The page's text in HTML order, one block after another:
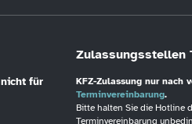
für
Zulassungsstellen
KFZ-Zulassung nur nach
Terminvereinbarung.
Bitte halten Sie die Hotline
Terminvereinbarung